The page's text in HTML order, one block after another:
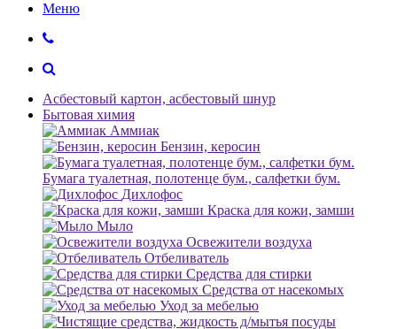
Меню
Асбестовый картон, асбестовый шнур
Бытовая химия
Аммиак
Бензин, керосин
Бумага туалетная, полотенце бум., салфетки бум.
Дихлофос
Краска для кожи, замши
Мыло
Освежители воздуха
Отбеливатель
Средства для стирки
Средства от насекомых
Уход за мебелью